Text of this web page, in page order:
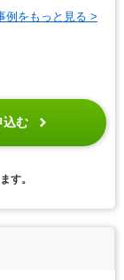
例をもっと見る >
込む
す。